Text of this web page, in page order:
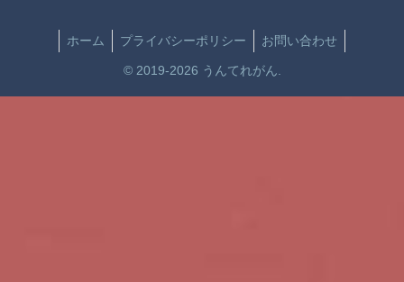
ホーム プライバシーポリシー お問い合わせ
© 2019-2026 うんてれがん.